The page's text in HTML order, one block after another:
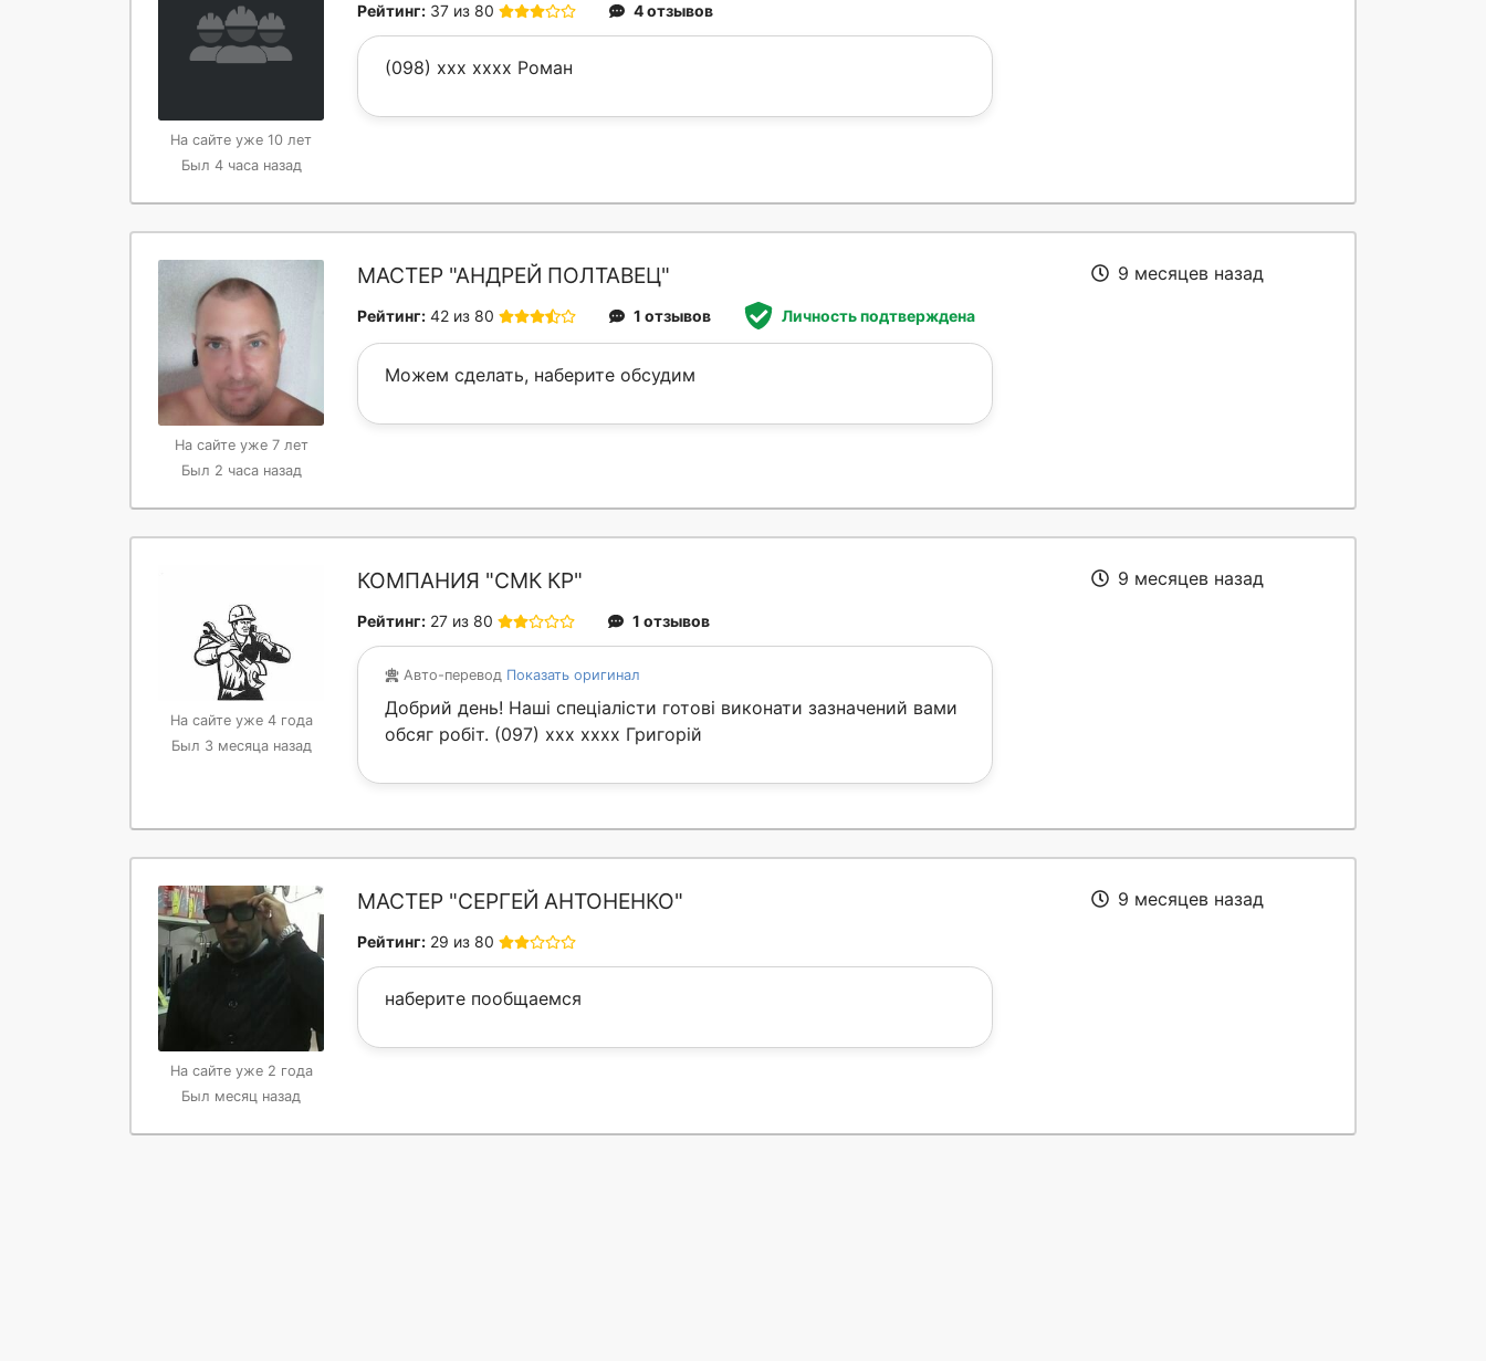
На сайте уже 10 лет
Был 4 часа назад
Рейтинг: 37 из 80 4 отзывов
(098) xxx xxxx Роман
На сайте уже 7 лет
Был 2 часа назад
МАСТЕР "АНДРЕЙ ПОЛТАВЕЦ"
Рейтинг: 42 из 80 1 отзывов Личность подтверждена
Можем сделать, наберите обсудим
9 месяцев назад
На сайте уже 4 года
Был 3 месяца назад
КОМПАНИЯ "СМК КР"
Рейтинг: 27 из 80 1 отзывов
Авто-перевод Показать оригинал
Добрий день! Наші спеціалісти готові виконати зазначений вами
обсяг робіт. (097) xxx xxxx Григорій
9 месяцев назад
На сайте уже 2 года
Был месяц назад
МАСТЕР "СЕРГЕЙ АНТОНЕНКО"
Рейтинг: 29 из 80
наберите пообщаемся
9 месяцев назад